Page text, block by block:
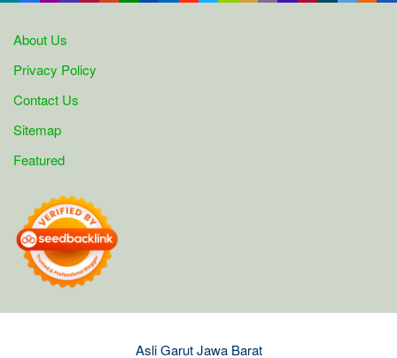
About Us
Privacy Policy
Contact Us
Sitemap
Featured
Asli Garut Jawa Barat